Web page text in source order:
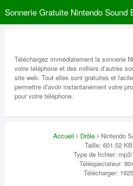
Sonnerie Gratuite Nintendo Sound
Téléchargez immédiatement la sonnerie
votre téléphone et des milliers d’autres
site web. Tout elles sont gratuites et
permettre d’avoir instantanément votre
pour votre téléphone.
Accueil Drôle
Nintendo
Taille: 601.52 KB
Type de fichier:
Téléspectateur:
Télécharger: 1925